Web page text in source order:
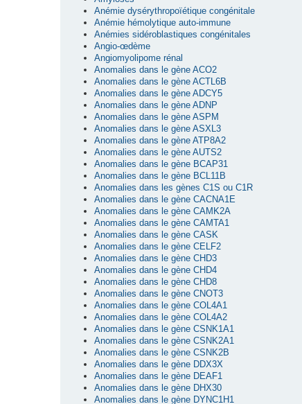
Anémie dysérythropoïétique congénitale
Anémie hémolytique auto-immune
Anémies sidéroblastiques congénitales
Angio-œdème
Angiomyolipome rénal
Anomalies dans le gène ACO2
Anomalies dans le gène ACTL6B
Anomalies dans le gène ADCY5
Anomalies dans le gène ADNP
Anomalies dans le gène ASPM
Anomalies dans le gène ASXL3
Anomalies dans le gène ATP8A2
Anomalies dans le gène AUTS2
Anomalies dans le gène BCAP31
Anomalies dans le gène BCL11B
Anomalies dans les gènes C1S ou C1R
Anomalies dans le gène CACNA1E
Anomalies dans le gène CAMK2A
Anomalies dans le gène CAMTA1
Anomalies dans le gène CASK
Anomalies dans le gène CELF2
Anomalies dans le gène CHD3
Anomalies dans le gène CHD4
Anomalies dans le gène CHD8
Anomalies dans le gène CNOT3
Anomalies dans le gène COL4A1
Anomalies dans le gène COL4A2
Anomalies dans le gène CSNK1A1
Anomalies dans le gène CSNK2A1
Anomalies dans le gène CSNK2B
Anomalies dans le gène DDX3X
Anomalies dans le gène DEAF1
Anomalies dans le gène DHX30
Anomalies dans le gène DYNC1H1